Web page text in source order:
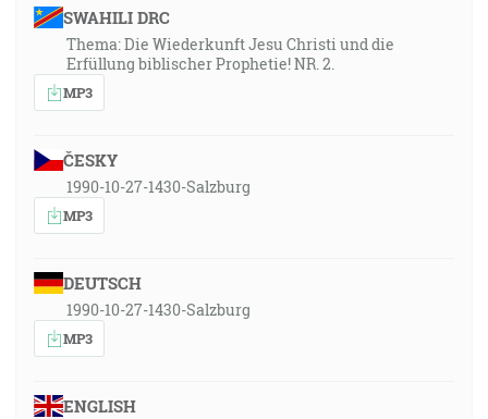
SWAHILI DRC
Thema: Die Wiederkunft Jesu Christi und die
Erfüllung biblischer Prophetie! NR. 2.
MP3
ČESKY
1990-10-27-1430-Salzburg
MP3
DEUTSCH
1990-10-27-1430-Salzburg
MP3
ENGLISH